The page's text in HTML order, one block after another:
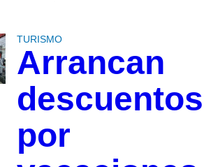
TURISMO
Arrancan
descuentos
por